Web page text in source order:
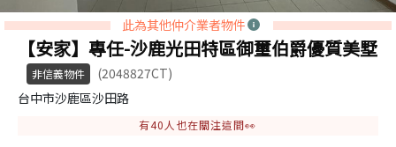
此為其他仲介業者物件
【安家】專任-沙鹿光田特區御璽伯爵優質美墅
非信義物件
(2048827CT)
台中市沙鹿區沙田路
有40 人也在關注這間👀